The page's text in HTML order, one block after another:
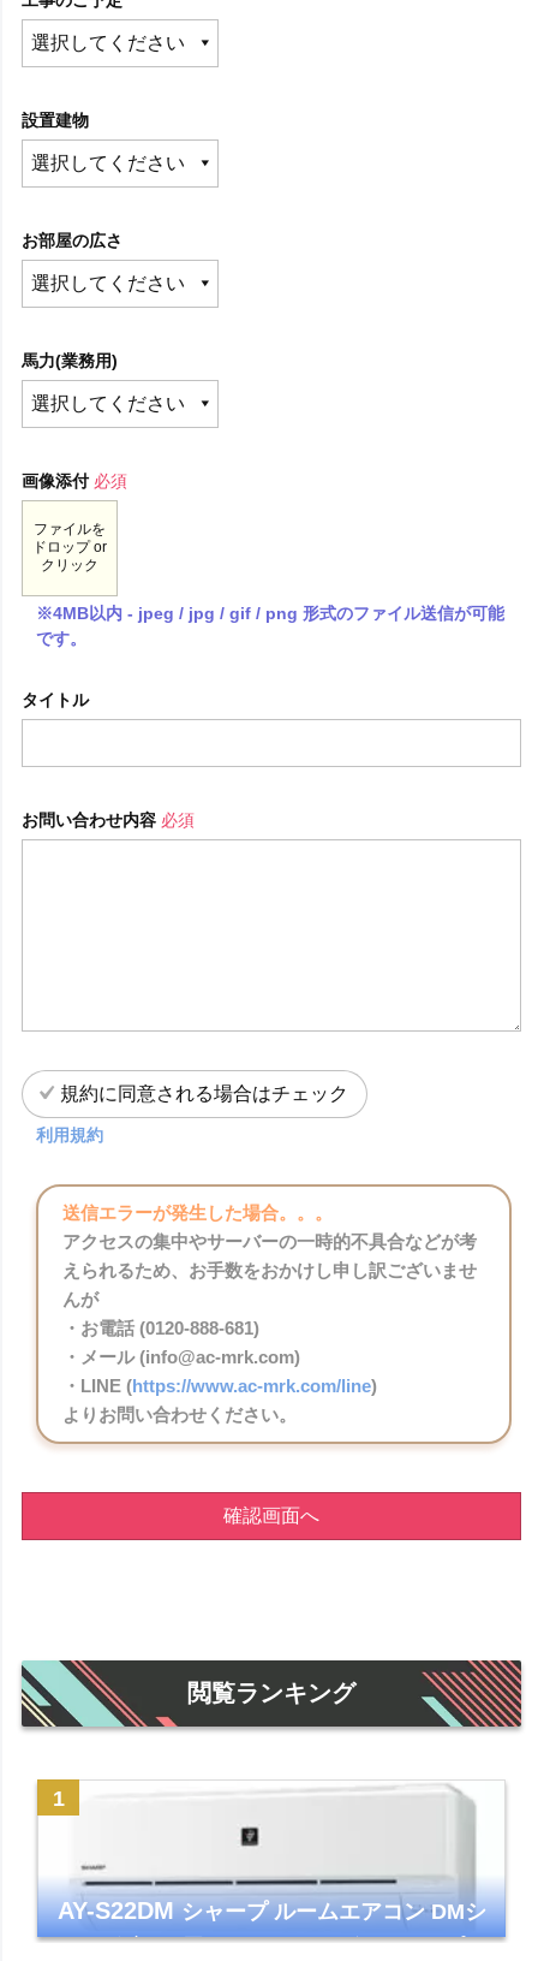
設置建物
お部屋の広さ
馬力(業務用)
画像添付 必須
ファイルを
ドロップ or
クリック
※4MB以内 - jpeg / jpg / gif / png 形式のファイル送信が可能
です。
タイトル
お問い合わせ内容 必須
規約に同意される場合はチェック
利用規約
送信エラーが発生した場合。。。
アクセスの集中やサーバーの一時的不具合などが考
えられるため、お手数をおかけし申し訳ございませ
んが
・お電話 (0120-888-681)
・メール (info@ac-mrk.com)
・LINE (https://www.ac-mrk.com/line)
よりお問い合わせください。
確認画面へ
閲覧ランキング
AY-S22DMシャープ ルームエアコン DMシ
リーズ 主に6畳 ホワイト 2024年モデル プラ